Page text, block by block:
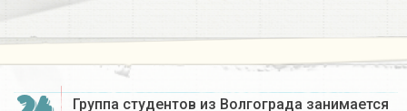
Группа студентов из Волгограда занимается